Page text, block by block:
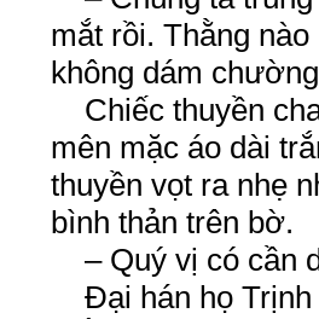
mắt rồi. Thằng
không dám
Chiếc thuyền
mên mặc áo dài
thuyền vọt ra nhẹ
bình thản trên bờ.
– Quý vị có cần
Đại hán họ Trịnh